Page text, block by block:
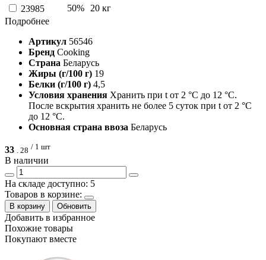
23985
50%
20 кг
Подробнее
Артикул 56546
Бренд Cooking
Страна Беларусь
Жиры (г/100 г) 19
Белки (г/100 г) 4,5
Условия хранения Хранить при t от 2 °C до 12 °C.
После вскрытия хранить не более 5 суток при t от 2 °C
до 12 °C.
Основная страна ввоза Беларусь
33 . 28 / 1 шт
В наличии
На складе доступно: 5
Товаров в корзине:
В корзину Обновить
Добавить в избранное
Похожие товары
Покупают вместе